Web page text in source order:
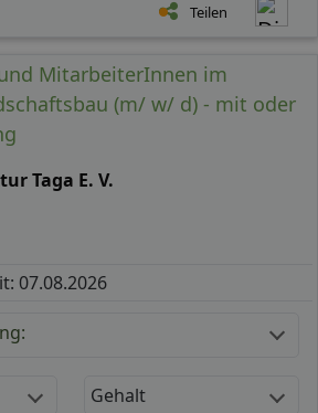
Teilen
MitarbeiterInnen im
(m/ w/ d) - mit oder
Taga E. V.
07.08.2026
Gehalt